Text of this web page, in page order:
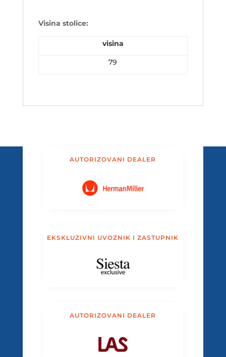
Visina stolice:
visina
79
AUTORIZOVANI DEALER
EKSKLUZIVNI UVOZNIK I ZASTUPNIK
AUTORIZOVANI DEALER